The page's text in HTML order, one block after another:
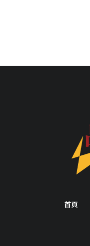
首頁